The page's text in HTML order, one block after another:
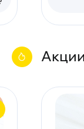
Акции